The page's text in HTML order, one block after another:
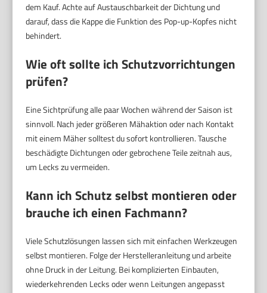
dem Kauf. Achte auf Austauschbarkeit der Dichtung und
darauf, dass die Kappe die Funktion des Pop-up-Kopfes nicht
behindert.
Wie oft sollte ich Schutzvorrichtungen
prüfen?
Eine Sichtprüfung alle paar Wochen während der Saison ist
sinnvoll. Nach jeder größeren Mähaktion oder nach Kontakt
mit einem Mäher solltest du sofort kontrollieren. Tausche
beschädigte Dichtungen oder gebrochene Teile zeitnah aus,
um Lecks zu vermeiden.
Kann ich Schutz selbst montieren oder
brauche ich einen Fachmann?
Viele Schutzlösungen lassen sich mit einfachen Werkzeugen
selbst montieren. Folge der Herstelleranleitung und arbeite
ohne Druck in der Leitung. Bei komplizierten Einbauten,
wiederkehrenden Lecks oder wenn Leitungen angepasst